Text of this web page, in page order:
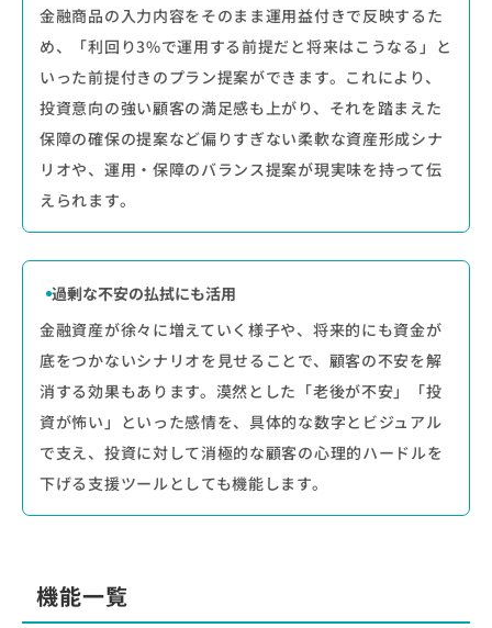
金融商品の入力内容をそのまま運用益付きで反映するた
め、「利回り3%で運用する前提だと将来はこうなる」と
いった前提付きのプラン提案ができます。これにより、
投資意向の強い顧客の満足感も上がり、それを踏まえた
保障の確保の提案など偏りすぎない柔軟な資産形成シナ
リオや、運用・保障のバランス提案が現実味を持って伝
えられます。
過剰な不安の払拭にも活用
金融資産が徐々に増えていく様子や、将来的にも資金が
底をつかないシナリオを見せることで、顧客の不安を解
消する効果もあります。漠然とした「老後が不安」「投
資が怖い」といった感情を、具体的な数字とビジュアル
で支え、投資に対して消極的な顧客の心理的ハードルを
下げる支援ツールとしても機能します。
機能一覧